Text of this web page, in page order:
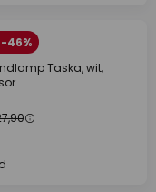
46%
Taska, wit,